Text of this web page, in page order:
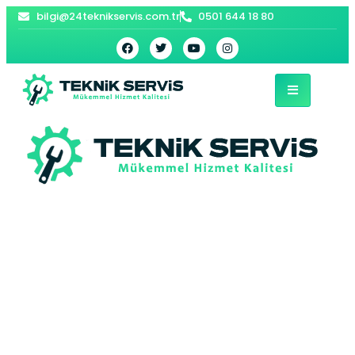
bilgi@24teknikservis.com.tr 0501 644 18 80